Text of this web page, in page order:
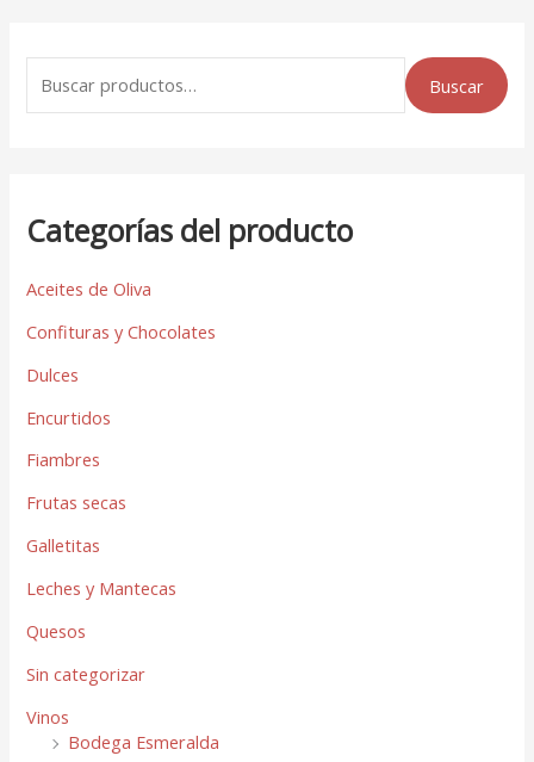
Buscar
Categorías del producto
Aceites de Oliva
Confituras y Chocolates
Dulces
Encurtidos
Fiambres
Frutas secas
Galletitas
Leches y Mantecas
Quesos
Sin categorizar
Vinos
Bodega Esmeralda